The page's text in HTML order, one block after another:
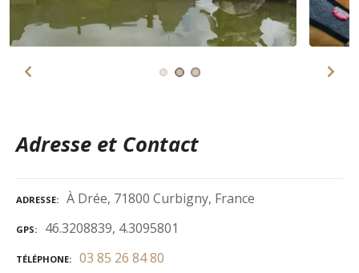
Adresse et Contact
ADRESSE À Drée, 71800 Curbigny, France
GPS 46.3208839, 4.3095801
TÉLÉPHONE 03 85 26 84 80